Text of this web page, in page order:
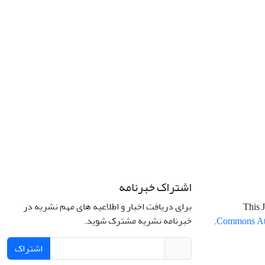
This
Commons
.
اشتراک خبرنامه
برای دریافت اخبار و اطلاعیه های مهم نشریه در
خبرنامه نشریه مشترک شوید.
اشتراک